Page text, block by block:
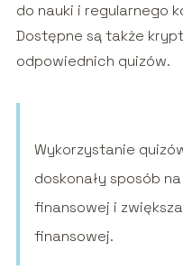
do nauki i regularnego
Dostępne są także
odpowiednich quizów.
Wykorzystanie
doskonały sposób
finansowej i
finansowej.